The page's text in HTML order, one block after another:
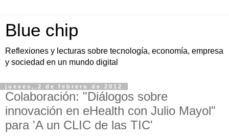
Blue chip
Reflexiones y lecturas sobre tecnología, economía, empresa
y sociedad en un mundo digital
jueves, 2 de febrero de 2012
Colaboración: "Diálogos sobre
innovación en eHealth con Julio Mayol"
para 'A un CLIC de las TIC'